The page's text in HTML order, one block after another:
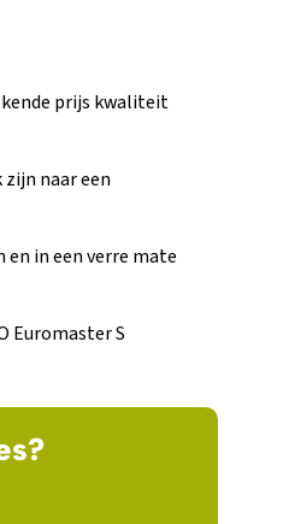
prijs kwaliteit
zijn naar een
in een verre mate
Euromaster S